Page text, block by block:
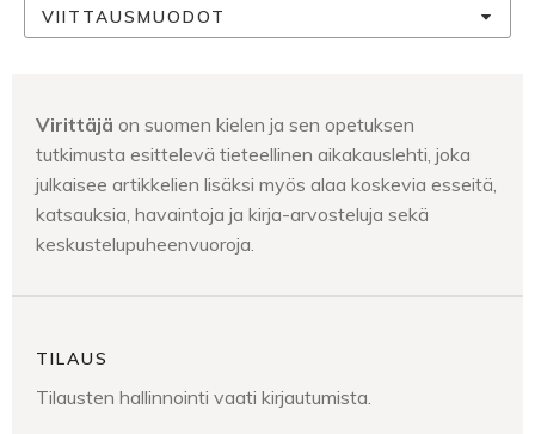
VIITTAUSMUODOT
Virittäjä on suomen kielen ja sen opetuksen
tutkimusta esittelevä tieteellinen aikakauslehti, joka
julkaisee artikkelien lisäksi myös alaa koskevia esseitä,
katsauksia, havaintoja ja kirja-arvosteluja sekä
keskustelupuheenvuoroja.
TILAUS
Tilausten hallinnointi vaati kirjautumista.